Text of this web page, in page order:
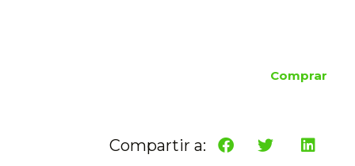
Comprar
Compartir a: